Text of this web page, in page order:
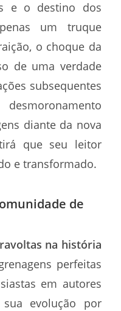
e o destino dos
um truque
o choque da
de uma verdade
subsequentes
diante da nova
que seu leitor
e transformado.
de
na história
perfeitas
em autores
evolução por